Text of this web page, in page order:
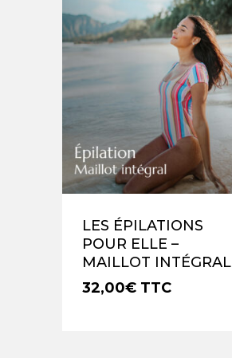
LES ÉPILATIONS
POUR ELLE –
MAILLOT INTÉGRAL
32,00€ TTC